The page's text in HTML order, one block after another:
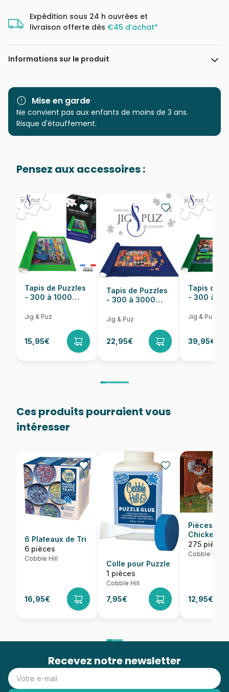
Expédition sous 24 h ouvrées et
livraison offerte dès €45 d’achat*
Informations sur le produit
Marque Cobble Hill
Catégorie Puzzles - Chats
Age
à partir de 6 ans (50 à 100
Provenance Puzzles fabriqués en France
EAN 625012460095
Nombre de pièces 100 pièces
Dimensions 48 x 33 cm
Mise en garde
Ne convient pas aux enfants de moins de 3 ans.
Risque d'étouffement.
Pensez aux accessoires :
Tapis de Puzzles
- 300 à 1000
Jig & Puz
15,95€
Tapis de Puzzles
- 300 à 3000
Jig & Puz
22,95€
Tapis de
- 300 à
Jig & Puz
39,95€
Ces produits pourraient vous
intéresser
6 Plateaux de Tri
6 pièces
Cobble Hill
16,95€
Colle pour Puzzle
1 pièces
Cobble Hill
7,95€
Pièces
Chickens
Well
275 pièces
Cobble Hill
12,95€
Recevez notre newsletter